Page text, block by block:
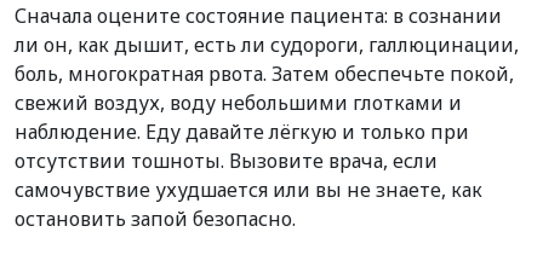
Сначала оцените состояние пациента: в сознании
ли он, как дышит, есть ли судороги, галлюцинации,
боль, многократная рвота. Затем обеспечьте покой,
свежий воздух, воду небольшими глотками и
наблюдение. Еду давайте лёгкую и только при
отсутствии тошноты. Вызовите врача, если
самочувствие ухудшается или вы не знаете, как
остановить запой безопасно.